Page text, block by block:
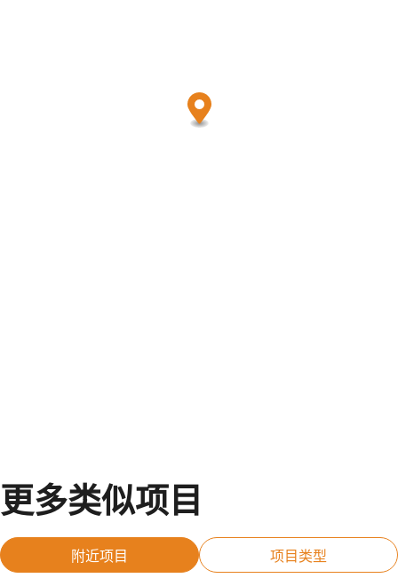
更多类似项目
附近项目 项目类型